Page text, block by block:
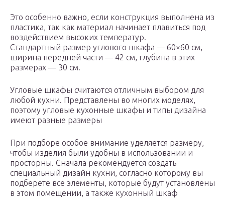
Это особенно важно, если конструкция выполнена из
пластика, так как материал начинает плавиться под
воздействием высоких температур.
Стандартный размер углового шкафа — 60×60 см,
ширина передней части — 42 см, глубина в этих
размерах — 30 см.
Угловые шкафы считаются отличным выбором для
любой кухни. Представлены во многих моделях,
поэтому угловые кухонные шкафы и типы дизайна
имеют разные размеры
При подборе особое внимание уделяется размеру,
чтобы изделия были удобны в использовании и
просторны. Сначала рекомендуется создать
специальный дизайн кухни, согласно которому вы
подберете все элементы, которые будут установлены
в этом помещении, а также кухонный шкаф